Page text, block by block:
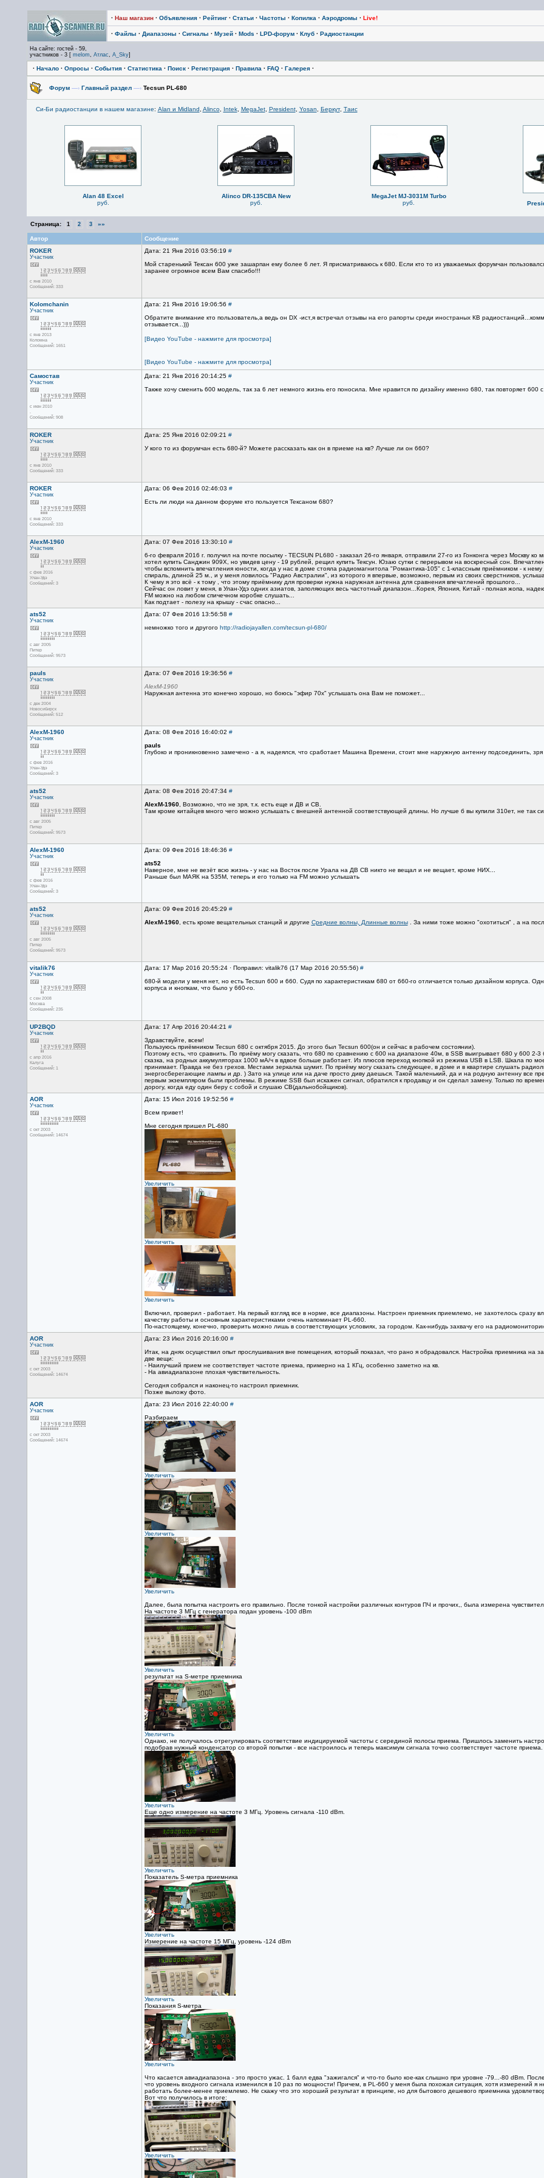
· Наш магазин· Объявления· Рейтинг· Статьи· Частоты · Копилка · Аэродромы · Live!
· Файлы · Диапазоны · Сигналы · Музей· Mods · LPD-форум· Клуб· Радиостанции
На сайте: гостей - 59,
участников - 3 [ melom, Атлас, A_Sky]
· Начало· Опросы · События· Статистика · Поиск· Регистрация· Правила · FAQ· Галерея·
Форум —› Главный раздел —›Tecsun PL-680
Си-Би радиостанции в нашем магазине: Alan и Midland Alinco, Intek, MegaJet, President, Yosan Беркут, Таис
Alan 48 Excel
руб.
Alinco DR-135CBA New
руб.
MegaJet MJ-3031M Turbo
руб.
Страница: 1 2 3 »»
Автор
Сообщение
ROKER
Участник
с янв 2010
Сообщений: 333
Дата: 21 Янв 2016 03:56:19 #
Мой старенький Тексан 600 уже зашарпан ему более 6 лет. Я присматриваюсь к 680. Если кто то из уважаемых форумчан
заранее огромное всем Вам спасибо!!!
Kolomchanin
Участник
с янв 2013
Коломна
Сообщений: 1651
Дата: 21 Янв 2016 19:06:56 #
Обратите внимание кто пользователь,а ведь он DX -ист,я встречал отзывы на его рапорты среди иностраных КВ
отзывается...)))
[Видео YouTube - нажмите для просмотра]
[Видео YouTube - нажмите для просмотра]
Самостав
Участник
с июн 2010
.
Сообщений: 908
Дата: 21 Янв 2016 20:14:25 #
Также хочу сменить 600 модель, так за 6 лет немного жизнь его поносила. Мне нравится по дизайну именно 680, так повторяет
ROKER
Участник
с янв 2010
Сообщений: 333
Дата: 25 Янв 2016 02:09:21 #
У кого то из форумчан есть 680-й? Можете рассказать как он в приеме на кв? Лучше ли он 660?
ROKER
Участник
с янв 2010
Сообщений: 333
Дата: 06 Фев 2016 02:46:03 #
Есть ли люди на данном форуме кто пользуется Тексаном 680?
AlexM-1960
Участник
с фев 2016
Улан-Удэ
Сообщений: 3
Дата: 07 Фев 2016 13:30:10 #
6-го февраля 2016 г. получил на почте посылку - TECSUN PL680 - заказал 26-го января, отправили 27-го из Гонконга через Москву
хотел купить Санджин 909Х, но увидев цену - 19 рублей, рещил купить Тексун. Юзаю сутки с перерывом на воскресный сон.
чтобы вспомнить впечатления юности, когда у нас в доме стояла радиомагнитола "Романтика-105" с 1-классным приёмником - к
спираль, длиной 25 м., и у меня ловилось "Радио Австралии", из которого я впервые, возможно, первым из своих сверстников,
К чему я это всё - к тому , что этому приёмнику для проверки нужна наружная антенна для сравнения впечатлений прошлого...
Сейчас он ловит у меня, в Улан-Удэ одних азиатов, заполяющих весь частотный диапазон...Корея, Япония, Китай - полная жопа,
FM можно на любом спичечном коробке слушать...
Как подтает - полезу на крышу - счас опасно...
ats52
Участник
с авг 2005
Питер
Сообщений: 9573
Дата: 07 Фев 2016 13:56:58 #
немножко того и другого http://radiojayallen.com/tecsun-pl-680/
pauls
Участник
с дек 2004
Новосибирск
Сообщений: 512
Дата: 07 Фев 2016 19:36:56 #
AlexM-1960
Наружная антенна это конечно хорошо, но боюсь "эфир 70х" услышать она Вам не поможет...
AlexM-1960
Участник
с фев 2016
Улан-Удэ
Сообщений: 3
Дата: 08 Фев 2016 16:40:02 #
pauls
Глубоко и проникновенно замечено - а я, надеялся, что сработает Машина Времени, стоит мне наружную антенну подсоединить, зря
ats52
Участник
с авг 2005
Питер
Сообщений: 9573
Дата: 08 Фев 2016 20:47:34 #
AlexM-1960, Возможно, что не зря, т.к. есть еще и ДВ и СВ.
Там кроме китайцев много чего можно услышать с внешней антенной соответствующей длины. Но лучше б вы купили 310ет, не так
AlexM-1960
Участник
с фев 2016
Улан-Удэ
Сообщений: 3
Дата: 09 Фев 2016 18:46:36 #
ats52
Наверное, мне не везёт всю жизнь - у нас на Восток после Урала на ДВ СВ никто не вещал и не вещает, кроме НИХ...
Раньше был МАЯК на 535М, теперь и его только на FM можно услышать
ats52
Участник
с авг 2005
Питер
Сообщений: 9573
Дата: 09 Фев 2016 20:45:29 #
AlexM-1960, есть кроме вещательных станций и другие Средние волны, Длинные волны. За ними тоже можно "охотиться" , а на
vitalik76
Участник
с сен 2008
Москва
Сообщений: 235
Дата: 17 Мар 2016 20:55:24 · Поправил: vitalik76 (17 Мар 2016 20:55:56) #
680-й модели у меня нет, но есть Tecsun 600 и 660. Судя по характеристикам 680 от 660-го отличается только дизайном корпуса.
корпуса и кнопкам, что было у 660-го.
UP2BQD
Участник
с апр 2016
Калуга
Сообщений: 1
Дата: 17 Апр 2016 20:44:21 #
Здравствуйте, всем!
Пользуюсь приёмником Tecsun 680 c октября 2015. До этого был Tecsun 600(он и сейчас в рабочем состоянии).
Поэтому есть, что сравнить. По приёму могу сказать, что 680 по сравнению с 600 на диапазоне 40м, в SSB выигрывает 680 у 600
сказка, на родных аккумуляторах 1000 мА/ч в вдвое больше работает. Из плюсов переход кнопкой из режима USB в LSB. Шкала по
принимает. Правда не без грехов. Местами зеркалка шумит. По приёму могу сказать следующее, в доме и в квартире слушать
энергосберегающие лампы и др. ) Зато на улице или на даче просто диву даешься. Такой маленький, да и на родную антенну все
первым экземпляром были проблемы. В режиме SSB был искажен сигнал, обратился к продавцу и он сделал замену. Только по
дорогу, когда еду один беру с собой и слушаю СВ(дальнобойщиков).
AOR
Участник
с окт 2003
Сообщений: 14674
Дата: 15 Июл 2016 19:52:56 #
Всем привет!
Мне сегодня пришел PL-680
Увеличить
Увеличить
Увеличить
Включил, проверил - работает. На первый взгляд все в норме, все диапазоны. Настроен приемник приемлемо, не захотелось сразу
качеству работы и основным характеристиками очень напоминает PL-660.
По-настоящему, конечно, проверить можно лишь в соответствующих условиях, за городом. Как-нибудь захвачу его на
AOR
Участник
с окт 2003
Сообщений: 14674
Дата: 23 Июл 2016 20:16:00 #
Итак, на днях осуществил опыт прослушивания вне помещения, который показал, что рано я обрадовался. Настройка приемника на
две вещи:
- Наилучший прием не соответствует частоте приема, примерно на 1 КГц, особенно заметно на кв.
- На авиадиапазоне плохая чувствительность.
Сегодня собрался и наконец-то настроил приемник.
Позже выложу фото.
AOR
Участник
с окт 2003
Сообщений: 14674
Дата: 23 Июл 2016 22:40:00 #
Разбираем
Увеличить
Увеличить
Увеличить
Далее, была попытка настроить его правильно. После тонкой настройки различных контуров ПЧ и прочих,, была измерена
На частоте 3 МГц с генератора подан уровень -100 dBm
Увеличить
результат на S-метре приемника
Увеличить
Однако, не получалось отрегулировать соответствие индицируемой частоты с серединой полосы приема. Пришлось заменить
подобрав нужный конденсатор со второй попытки - все настроилось и теперь максимум сигнала точно соответствует частоте приема.
Увеличить
Еще одно измерение на частоте 3 МГц. Уровень сигнала -110 dBm.
Увеличить
Показатель S-метра приемника
Увеличить
Измерение на частоте 15 МГц, уровень -124 dBm
Увеличить
Показания S-метра
Увеличить
Что касается авиадиапазона - это просто ужас. 1 балл едва "зажигался" и что-то было кое-как слышно при уровне -79...-80 dBm.
что уровень входного сигнала изменился в 10 раз по мощности! Причем, в PL-660 у меня была похожая ситуация, хотя измерений я
работать более-менее приемлемо. Не скажу что это хороший результат в принципе, но для бытового дешевого приемника
Вот что получилось в итоге:
Увеличить